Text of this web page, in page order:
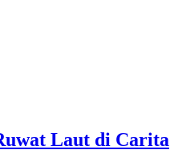
Laut di Carita